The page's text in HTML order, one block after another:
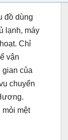
đồ dùng
lạnh, máy
Chỉ
vận
gian của
chuyển
mệt